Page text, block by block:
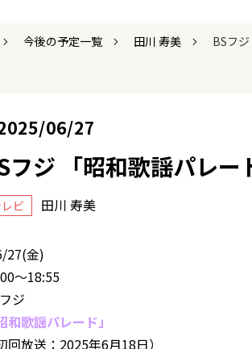
今後の予定一覧 田川 寿美 BSフ
06/27
フジ 「昭和歌謡パレー
ビ 田川 寿美
金)
～18:55
ジ
和歌謡パレード」
回放送：2025年6月18日）